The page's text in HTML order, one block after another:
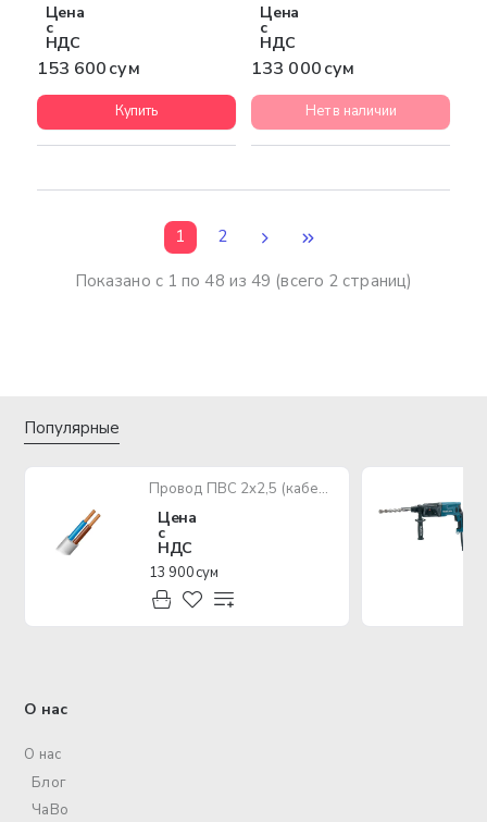
Цена
с
НДС
153 600 сум
Купить
Цена
с
НДС
133 000 сум
Нет в наличии
1 2
Показано с 1 по 48 из 49 (всего 2 страниц)
Популярные
Провод ПВС 2х2,5 (кабель медный многожильный)
Цена
с
НДС
13 900 сум
О нас
О нас
Блог
ЧаВо